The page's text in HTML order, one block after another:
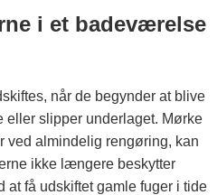
i et badeværelse
når de begynder at blive
eller slipper underlaget. Mørke
ved almindelig rengøring, kan
ikke længere beskytter
at få udskiftet gamle fuger i tide